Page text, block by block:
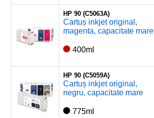
HP 90 (C5063A)
Cartuș inkjet original,
magenta, capacitate mare
400ml
HP 90 (C5059A)
Cartuș inkjet original,
negru, capacitate mare
775ml